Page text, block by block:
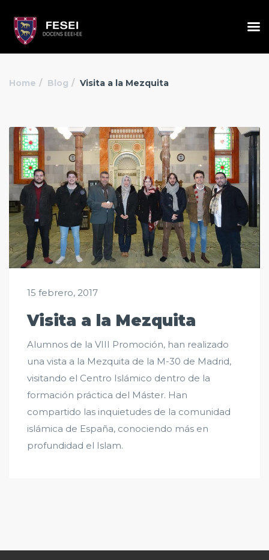
Home Blog Visita a la Mezquita
15 febrero, 2017
Visita a la Mezquita
Alumnos de la VIII Promoción, han realizado
una vista a la Mezquita de la M-30 de Madrid,
visitando el Centro Islámico dentro de la
formación práctica del Máster. Han
compartido las inquietudes de la comunidad
islámica de España, conociendo más en
profundidad el Islam.